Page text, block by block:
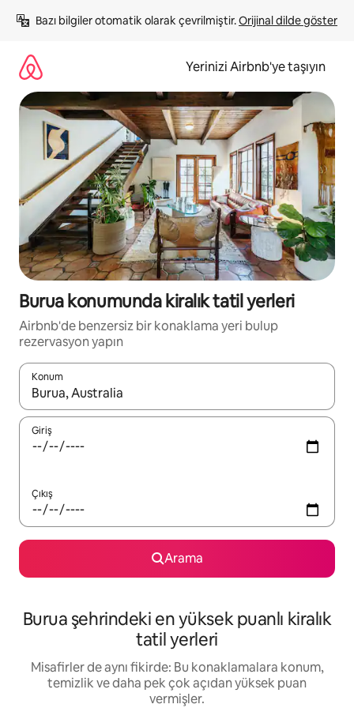
atla
Bazı bilgiler otomatik olarak çevrilmiştir. Orijinal dilde göster
Yerinizi Airbnb'ye taşıyın
Burua konumunda kiralık tatil yerleri
Airbnb'de benzersiz bir konaklama yeri bulup
rezervasyon yapın
Konum
Sonuçlar kullanılabilir olduğunda yukarı ve aşağı oklarıyla
Giriş
Çıkış
Arama
Burua şehrindeki en yüksek puanlı kiralık
tatil yerleri
Misafirler de aynı fikirde: Bu konaklamalara konum,
temizlik ve daha pek çok açıdan yüksek puan
vermişler.